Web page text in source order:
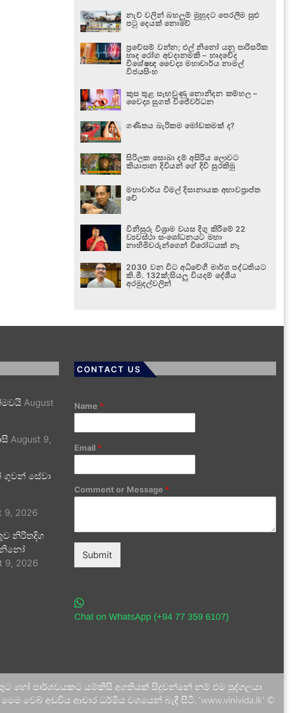
නැව් වලින් බහලුම් මුහුදට පෙරලීම සුළු
පටු දෙයක් නොවේ
ප්‍රවේසම් වන්න; එල් නිනෝ යනු පාරිසරික
හෘද රෝග අවදානමකි – හෘදවේද
විශේෂඥ වෛද්‍ය මහාචාර්ය නාමල්
විජයසිංහ
කුස තුළ සැඟවුණු නොනිදන කම්හල –
වෛද්‍ය සුගත් විජේවර්ධන
ගණිතය බැරිකම මෝඩකමක් ද?
සිරිලක සොබා දම් අසිරිය ලොවට
කියාපාන දිවියන් ගේ දිවි සුරකිමු
මහාචාර්ය විමල් දිසානායක අභාවප්‍රාප්ත
වේ
විනිසුරු විශ්‍රාම වයස දිගු කිරීමේ 22
ව්‍යවස්ථා සංශෝධනයට මහා
නාහිමිවරුන්ගෙන් විරෝධයක් නෑ
2030 වන විට අධිවේගී මාර්ග පද්ධතියට
කි.මී. 132ක්;සියලු වියදම් දේශීය
අරමුදල්වලින්
August
August 9,
ගුවන් සේවා
9, 2026
නිරිතදිග
නිනෝ
9, 2026
CONTACT US
Name *
Email *
Comment or Message *
Submit
Chat on WhatsApp (+94 77 359 6107)
හෝ පාර්ශවයකට යම්කිසි අගතියක් සිදුවන්නේ නම් එම පුද්ගලයා
අඩවිය ආචාර ධර්මීය වශයෙන් බැඳී සිටී. 'www.vinivida.lk' ©